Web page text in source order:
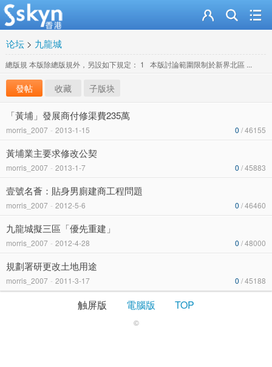
论坛 > 九龍城
總版規 本版除總版規外，另設如下規定： 1 本版討論範圍限制於新界北區 ...
發帖 收藏 子版块
「黃埔」發展商付修渠費235萬
morris_2007 - 2013-1-15 0 / 46155
黃埔業主要求修改公契
morris_2007 - 2013-1-7 0 / 45883
壹號名薈：貼身男廁建商工程問題
morris_2007 - 2012-5-6 0 / 46460
九龍城擬三區「優先重建」
morris_2007 - 2012-4-28 0 / 48000
規劃署研更改土地用途
morris_2007 - 2011-3-17 0 / 45188
触屏版 電腦版 TOP
©